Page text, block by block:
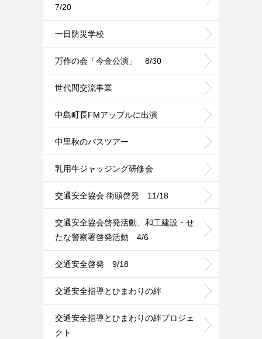
7/20
一日防災学校
万作の会「今金公演」 8/30
世代間交流事業
中島町長FMアップルに出演
中里秋のバスツアー
乳用牛ジャッジング研修会
交通安全協会 街頭啓発 11/18
交通安全協会啓発活動、和工建設・せ
たな警察署啓発活動 4/6
交通安全啓発 9/18
交通安全指導とひまわりの絆
交通安全指導とひまわりの絆プロジェ
クト